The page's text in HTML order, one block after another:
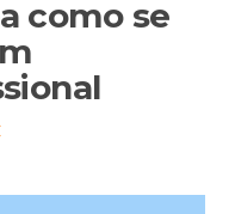
como se